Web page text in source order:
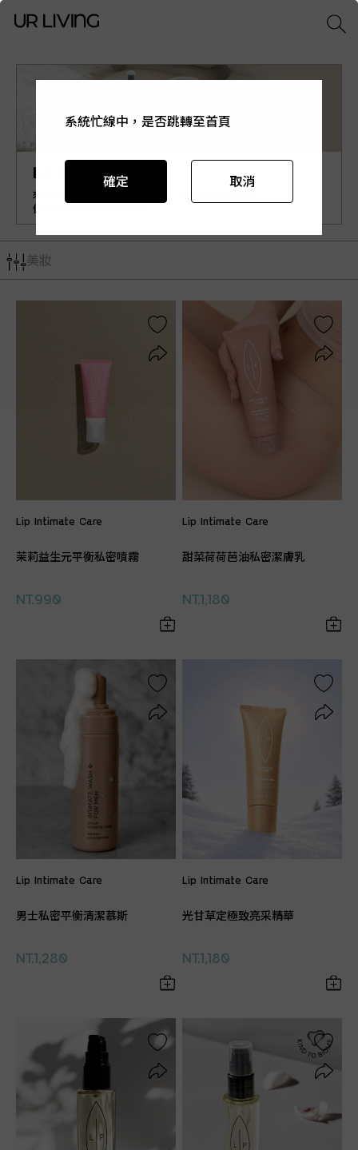
Lip Intimate Care
來自瑞典《Lip Intimate Care》，用有機護理油為我
們最親密肌膚帶來愛與呵護！
美妝
Lip Intimate Care
茉莉益生元平衡私密噴霧
NT.990
Lip Intimate Care
甜菜荷荷芭油私密潔膚乳
NT.1,180
Lip Intimate Care
男士私密平衡清潔慕斯
NT.1,280
Lip Intimate Care
光甘草定極致亮采精華
NT.1,180
系統忙線中，是否跳轉至首頁
確定 取消
系統忙線中，是否跳轉至首頁
確定 取消
系統忙線中，是否跳轉至首頁
確定 取消
系統忙線中，是否跳轉至首頁
確定 取消
系統忙線中，是否跳轉至首頁
確定 取消